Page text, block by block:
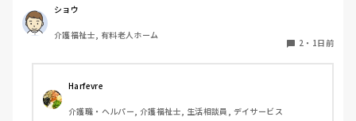
のくらいの頻度で行っているのか参考にさせていただきたく
質問いたしました。
うちの施設では現在、以下のような取り組みを行っていま
毎月：「カフェ」と称して少し豪華なおやつとコーヒー・緑
茶等の提供、カレンダー作り
ショウ
介護福祉士, 有料老人ホーム
2 ・ 1日前
Harfevre
介護職・ヘルパー, 介護福祉士, 生活相談員, デイサービス